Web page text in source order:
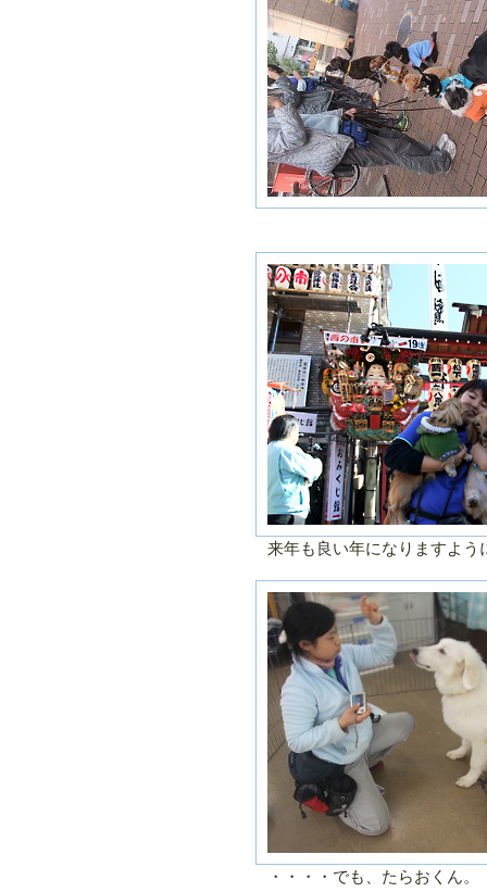
来年も良い年になりますよう
・・・・でも、たらおくん。